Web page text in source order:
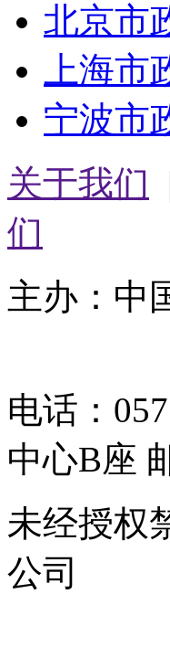
北京市
上海市
宁波市
关于我们
们
主办：中
电话：
中心B座
未经授权
公司